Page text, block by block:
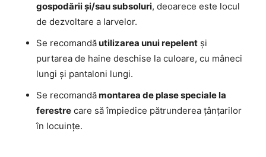
gospodării și/sau subsoluri, deoarece este locul
de dezvoltare a larvelor.
Se recomandăutilizarea unui repelent şi
purtarea de haine deschise la culoare, cu mâneci
lungi şi pantaloni lungi.
Se recomandămontarea de plase speciale la
ferestre care să împiedice pătrunderea ţânţarilor
în locuințe.